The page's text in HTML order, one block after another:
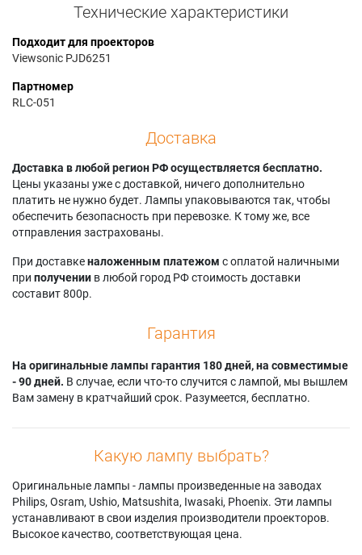
Технические характеристики
Подходит для проекторов
Viewsonic PJD6251
Партномер
RLC-051
Доставка
Доставка в любой регион РФ осуществляется бесплатно.
Цены указаны уже с доставкой, ничего дополнительно
платить не нужно будет. Лампы упаковываются так, чтобы
обеспечить безопасность при перевозке. К тому же, все
отправления застрахованы.
При доставкеналоженным платежом с оплатой наличными
при получении в любой город РФ стоимость доставки
составит 800р.
Гарантия
На оригинальные лампы гарантия 180 дней, на совместимые
- 90 дней. В случае, если что-то случится с лампой, мы вышлем
Вам замену в кратчайший срок. Разумеется, бесплатно.
Какую лампу выбрать?
Оригинальные лампы - лампы произведенные на заводах
Philips, Osram, Ushio, Matsushita, Iwasaki, Phoenix. Эти лампы
устанавливают в свои изделия производители проекторов.
Высокое качество, соответствующая цена.